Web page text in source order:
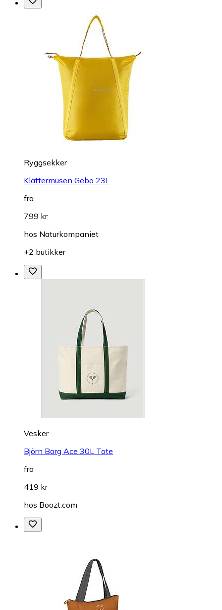
Ryggsekker
Klättermusen Gebo 23L
fra
799 kr
hos Naturkompaniet
+2 butikker
Vesker
Björn Borg Ace 30L Tote
fra
419 kr
hos Boozt.com